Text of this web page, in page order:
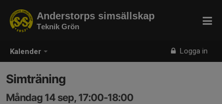
Kalender Logga in
Anderstorps simsällskap
Teknik Grön
Simträning
Måndag 14 sep, 17:00-18:00